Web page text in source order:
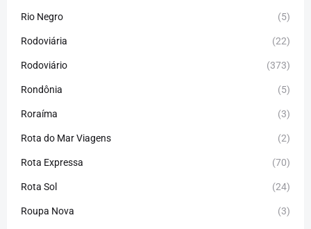
Rio Negro (5)
Rodoviária (22)
Rodoviário (373)
Rondônia (5)
Roraíma (3)
Rota do Mar Viagens (2)
Rota Expressa (70)
Rota Sol (24)
Roupa Nova (3)